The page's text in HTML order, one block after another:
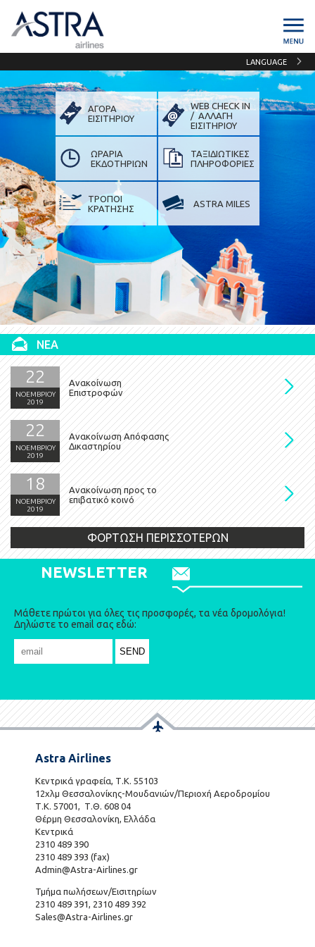
LANGUAGE
ΑΓΟΡΑ
ΕΙΣΙΤΗΡΙΟΥ
WEB CHECK IN
/ ΑΛΛΑΓΗ
ΕΙΣIΤΗΡΙΟΥ
ΩΡΑΡΙΑ
ΕΚΔΟΤΗΡΙΩΝ
ΤΑΞΙΔΙΩΤΙΚΕΣ
ΠΛΗΡΟΦΟΡΙΕΣ
ΤΡΟΠΟΙ
ΚΡΑΤΗΣΗΣ
ASTRA MILES
ΝΕΑ
22
ΝΟΕΜΒΡΙΟΥ
2019
Ανακοίνωση
Επιστροφών
22
ΝΟΕΜΒΡΙΟΥ
2019
Ανακοίνωση Απόφασης
Δικαστηρίου
18
ΝΟΕΜΒΡΙΟΥ
2019
Ανακοίνωση προς το
επιβατικό κοινό
ΦΟΡΤΩΣΗ ΠΕΡΙΣΣΟΤΕΡΩΝ
NEWSLETTER
Μάθετε πρώτοι για όλες τις προσφορές, τα νέα δρομολόγια!
Δηλώστε το email σας εδώ:
Astra Airlines
Κεντρικά γραφεία, Τ.Κ. 55103
12χλμ Θεσσαλονίκης-Μουδανιών/Περιοχή Αεροδρομίου
Τ.Κ. 57001, Τ.Θ. 608 04
Θέρμη Θεσσαλονίκη, Ελλάδα
Κεντρικά
2310 489 390
2310 489 393 (fax)
Admin@Astra-Airlines.gr
Τμήμα πωλήσεων/Εισιτηρίων
2310 489 391, 2310 489 392
Sales@Astra-Airlines.gr